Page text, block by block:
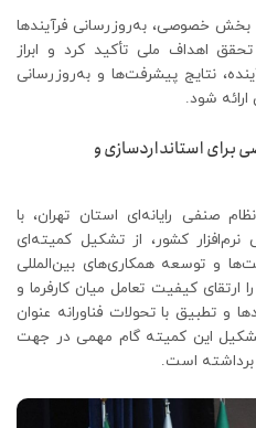
خصوصی، به‌روزرسانی فرآیندها
اهداف ملی تأکید کرد و ابراز
نتایج پیشرفت‌ها و به‌روزرسانی
شود.
برای استانداردسازی و
صنفی رایانه‌ای استان تهران، با
کشور، از تشکیل کمیته‌ای
و توسعه همکاری‌های بین‌المللی
ارتقای کیفیت تعامل میان کارفرما و
و تطبیق با تحولات فناورانه عنوان
تشکیل این کمیته گام مهمی در جهت
برداشته است.